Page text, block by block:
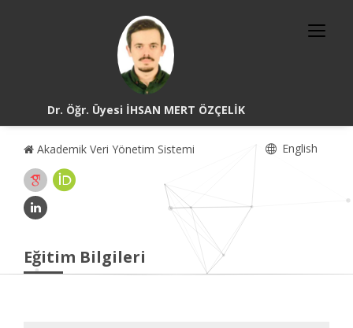
Dr. Öğr. Üyesi İHSAN MERT ÖZÇELİK
Akademik Veri Yönetim Sistemi English
Eğitim Bilgileri